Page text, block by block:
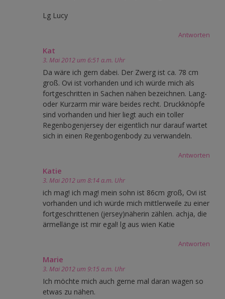
Lg Lucy
Antworten
Kat
3. Mai 2012 um 6:51 a.m. Uhr
Da wäre ich gern dabei. Der Zwerg ist ca. 78 cm
groß. Ovi ist vorhanden und ich würde mich als
fortgeschritten in Sachen nähen bezeichnen. Lang-
oder Kurzarm mir wäre beides recht. Druckknöpfe
sind vorhanden und hier liegt auch ein toller
Regenbogenjersey der eigentlich nur darauf wartet
sich in einen Regenbogenbody zu verwandeln.
Antworten
Katie
3. Mai 2012 um 8:14 a.m. Uhr
ich mag! ich mag! mein sohn ist 86cm groß, Ovi ist
vorhanden und ich würde mich mittlerweile zu einer
fortgeschrittenen (jersey)näherin zählen. achja, die
ärmellänge ist mir egal! lg aus wien Katie
Antworten
Marie
3. Mai 2012 um 9:15 a.m. Uhr
Ich möchte mich auch gerne mal daran wagen so
etwas zu nähen.